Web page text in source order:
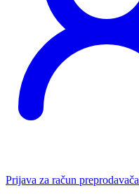
Prijava za račun preprodavača